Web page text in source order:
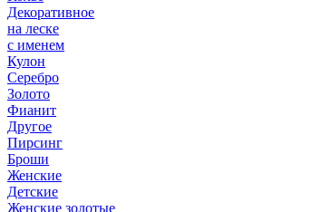
Декоративное
на леске
с именем
Кулон
Серебро
Золото
Фианит
Другое
Пирсинг
Броши
Женские
Детские
Женские золотые